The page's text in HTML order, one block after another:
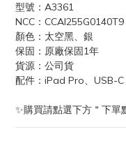
型號：A3361
NCC：CCAI255G0140T9
顏色：太空黑、銀
保固：原廠保固1年
貨源：公司貨
配件：iPad Pro、USB-
✨購買請點選下方＂下單